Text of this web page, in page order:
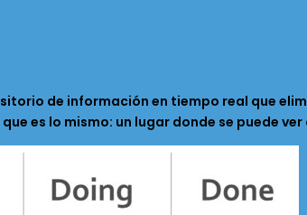
de información en tiempo real que
es lo mismo: un lugar donde se puede